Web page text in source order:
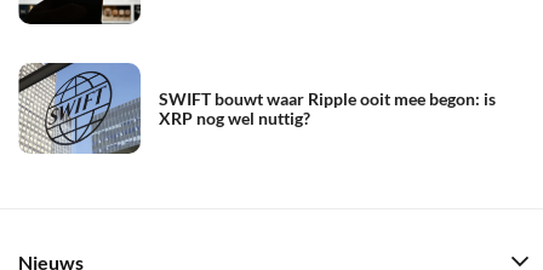
SWIFT bouwt waar Ripple ooit mee begon: is
XRP nog wel nuttig?
Nieuws